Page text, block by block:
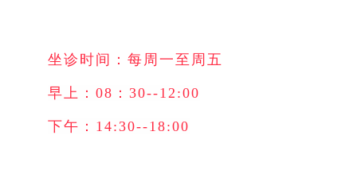
坐诊时间：每周一至周五
早上：08：30--12:00
下午：14:30--18:00